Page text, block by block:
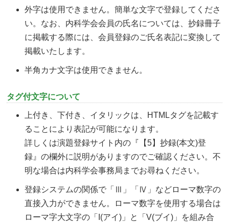
外字は使用できません。簡単な文字で登録してくださ
い。なお、内科学会会員の氏名については、抄録冊子
に掲載する際には、会員登録のご氏名表記に変換して
掲載いたします。
半角カナ文字は使用できません。
タグ付文字について
上付き、下付き、イタリックは、HTMLタグを記載す
ることにより表記が可能になります。
詳しくは演題登録サイト内の『【5】抄録(本文)登
録』の欄外に説明がありますのでご確認ください。不
明な場合は内科学会事務局までお尋ねください。
登録システムの関係で「Ⅲ」「Ⅳ」などローマ数字の
直接入力ができません。ローマ数字を使用する場合は
ローマ字大文字の「I(アイ)」と「V(ブイ)」を組み合